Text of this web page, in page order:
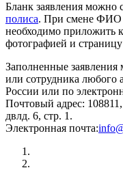
Бланк заявления можно
полиса. При смене ФИО
необходимо приложить
фотографией и
Заполненные заявления
или сотрудника любого
России или по
Почтовый адрес:
двлд. 6, стр. 1.
Электронная почта: